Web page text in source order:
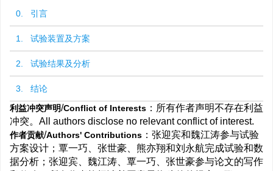
0. 引言
1. 试验装置及方案
2. 试验结果及分析
3. 结论
利益冲突声明/Conflict of Interests ：所有作者声明不存在利益
冲突。All authors disclose no relevant conflict of interest.
作者贡献/Authors' Contributions ：张迎宾和魏江涛参与试验
方案设计；覃一巧、张世豪、熊亦翔和刘永航完成试验和数
据分析；张迎宾、魏江涛、覃一巧、张世豪参与论文的写作